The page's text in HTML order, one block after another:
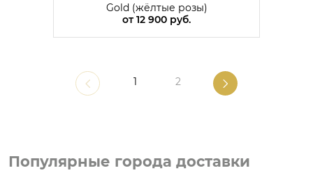
Gold (жёлтые розы)
от12 900 руб.
1 2
Популярные города доставки